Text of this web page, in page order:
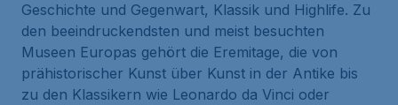
Geschichte und Gegenwart, Klassik und Highlife. Zu
den beeindruckendsten und meist besuchten
Museen Europas gehört die Eremitage, die von
prähistorischer Kunst über Kunst in der Antike bis
zu den Klassikern wie Leonardo da Vinci oder